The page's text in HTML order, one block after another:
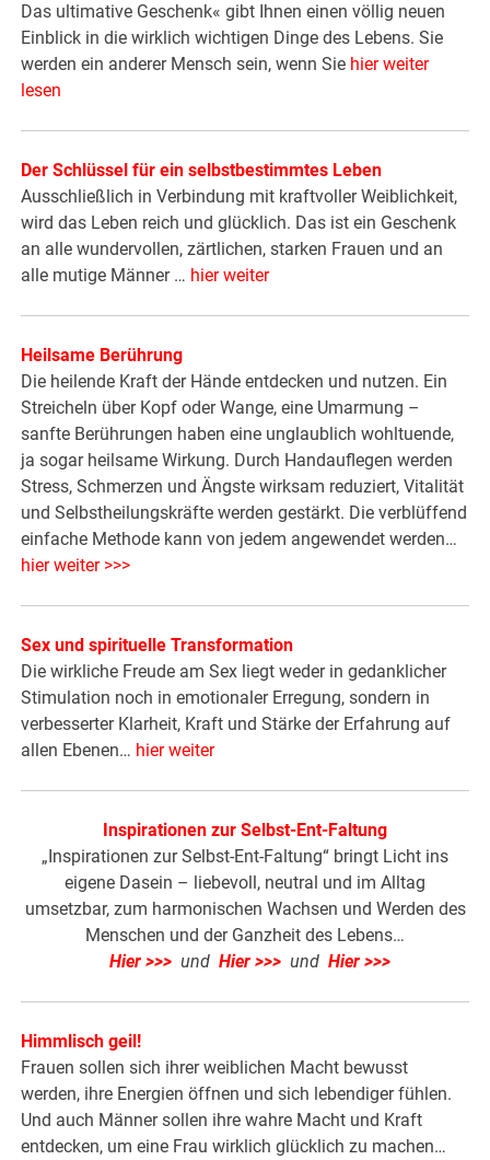
Das ultimative Geschenk« gibt Ihnen einen völlig neuen
Einblick in die wirklich wichtigen Dinge des Lebens. Sie
werden ein anderer Mensch sein, wenn Sie hier weiter
lesen
Der Schlüssel für ein selbstbestimmtes Leben
Ausschließlich in Verbindung mit kraftvoller Weiblichkeit,
wird das Leben reich und glücklich. Das ist ein Geschenk
an alle wundervollen, zärtlichen, starken Frauen und an
alle mutige Männer … hier weiter
Heilsame Berührung
Die heilende Kraft der Hände entdecken und nutzen. Ein
Streicheln über Kopf oder Wange, eine Umarmung –
sanfte Berührungen haben eine unglaublich wohltuende,
ja sogar heilsame Wirkung. Durch Handauflegen werden
Stress, Schmerzen und Ängste wirksam reduziert, Vitalität
und Selbstheilungskräfte werden gestärkt. Die verblüffend
einfache Methode kann von jedem angewendet werden…
hier weiter >>>
Sex und spirituelle Transformation
Die wirkliche Freude am Sex liegt weder in gedanklicher
Stimulation noch in emotionaler Erregung, sondern in
verbesserter Klarheit, Kraft und Stärke der Erfahrung auf
allen Ebenen… hier weiter
Inspirationen zur Selbst-Ent-Faltung
„Inspirationen zur Selbst-Ent-Faltung“ bringt Licht ins
eigene Dasein – liebevoll, neutral und im Alltag
umsetzbar, zum harmonischen Wachsen und Werden des
Menschen und der Ganzheit des Lebens…
Hier >>> und Hier >>>und Hier >>>
Himmlisch geil!
Frauen sollen sich ihrer weiblichen Macht bewusst
werden, ihre Energien öffnen und sich lebendiger fühlen.
Und auch Männer sollen ihre wahre Macht und Kraft
entdecken, um eine Frau wirklich glücklich zu machen…